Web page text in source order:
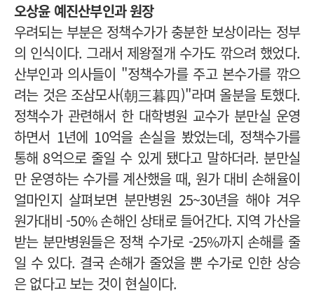
오상윤 예진산부인과 원장
우려되는 부분은 정책수가가 충분한 보상이라는 정부
의 인식이다. 그래서 제왕절개 수가도 깎으려 했었다.
산부인과 의사들이 "정책수가를 주고 본수가를 깎으
려는 것은 조삼모사(朝三暮四)"라며 올분을 토했다.
정책수가 관련해서 한 대학병원 교수가 분만실 운영
하면서 1년에 10억을 손실을 봤었는데, 정책수가를
통해 8억으로 줄일 수 있게 됐다고 말하더라. 분만실
만 운영하는 수가를 계산했을 때, 원가 대비 손해율이
얼마인지 살펴보면 분만병원 25~30년을 해야 겨우
원가대비 -50% 손해인 상태로 들어간다. 지역 가산을
받는 분만병원들은 정책 수가로 -25%까지 손해를 줄
일 수 있다. 결국 손해가 줄었을 뿐 수가로 인한 상승
은 없다고 보는 것이 현실이다.